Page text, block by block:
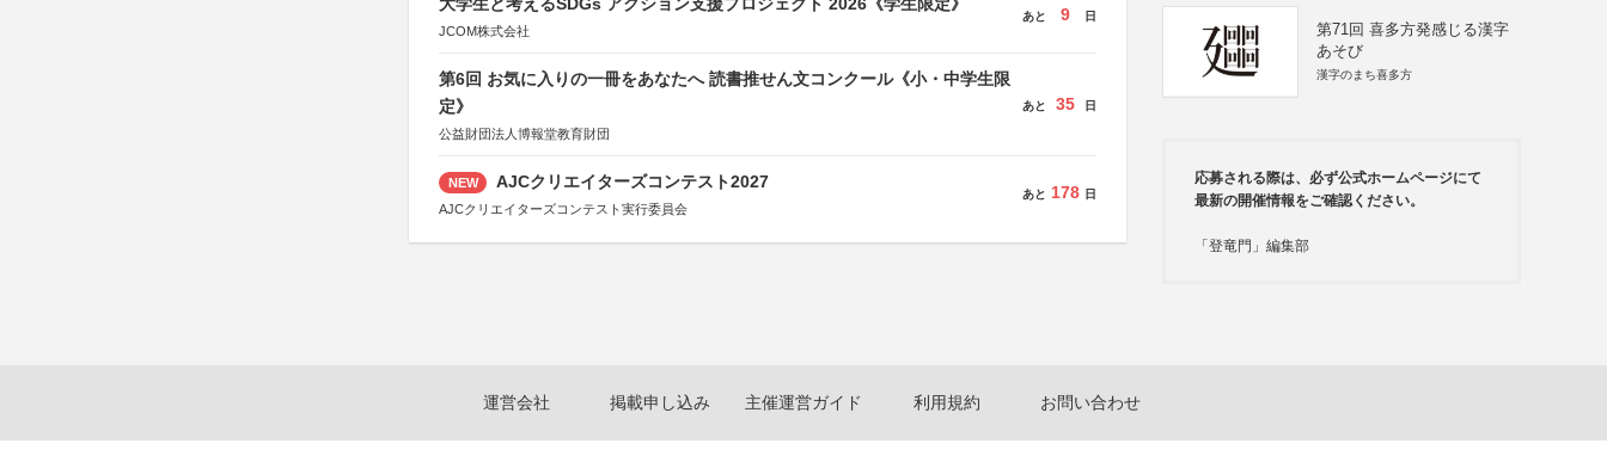
JCOM株式会社
あと 9 日
第6回 お気に入りの一冊をあなたへ 読書推せん文コンクール《小・中学生限
定》
公益財団法人博報堂教育財団
あと 35 日
NEW AJCクリエイターズコンテスト2027
AJCクリエイターズコンテスト実行委員会
あと 178 日
第71回 喜多方発感じる漢字
あそび
漢字のまち喜多方
応募される際は、必ず公式ホームページにて
最新の開催情報をご確認ください。
「登竜門」編集部
運営会社 掲載申し込み 主催運営ガイド 利用規約 お問い合わせ